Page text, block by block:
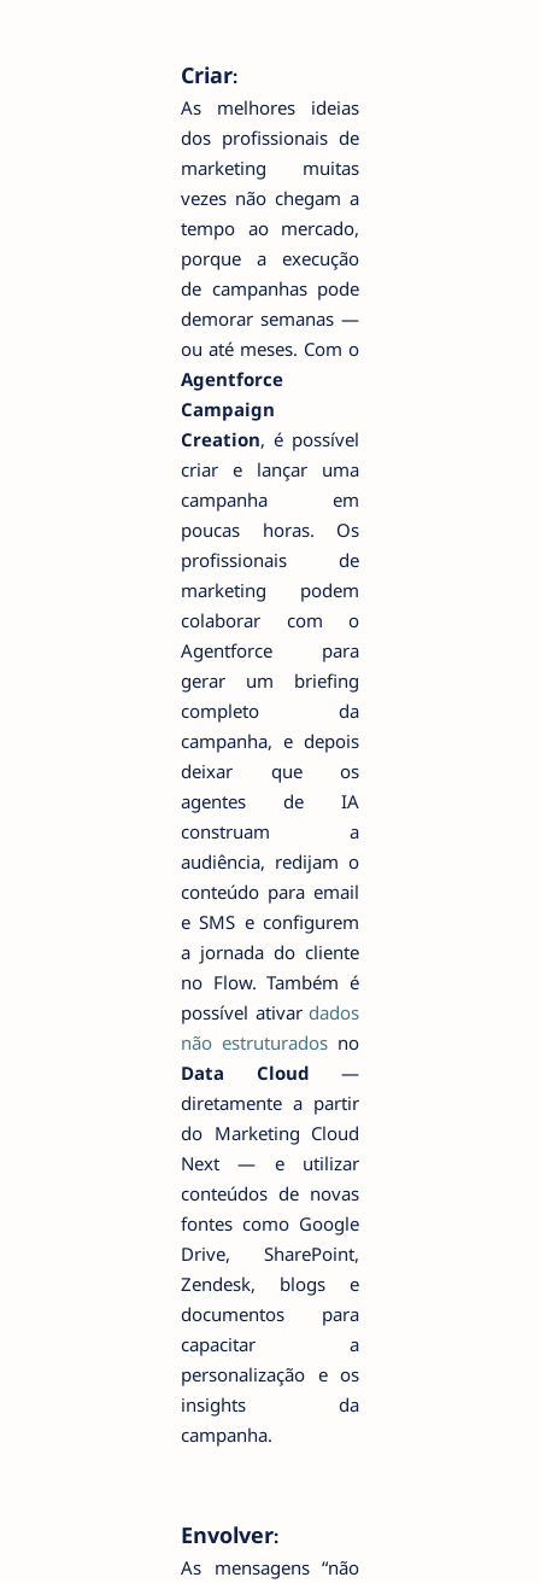
Criar:
As melhores ideias
dos profissionais de
marketing muitas
vezes não chegam a
tempo ao mercado,
porque a execução
de campanhas pode
demorar semanas —
ou até meses. Com o
Agentforce
Campaign
Creation, é possível
criar e lançar uma
campanha em
poucas horas. Os
profissionais de
marketing podem
colaborar com o
Agentforce para
gerar um briefing
completo da
campanha, e depois
deixar que os
agentes de IA
construam a
audiência, redijam o
conteúdo para email
e SMS e configurem
a jornada do cliente
no Flow. Também é
possível ativar dados
não estruturados no
Data Cloud —
diretamente a partir
do Marketing Cloud
Next — e utilizar
conteúdos de novas
fontes como Google
Drive, SharePoint,
Zendesk, blogs e
documentos para
capacitar a
personalização e os
insights da
campanha.
Envolver:
As mensagens “não